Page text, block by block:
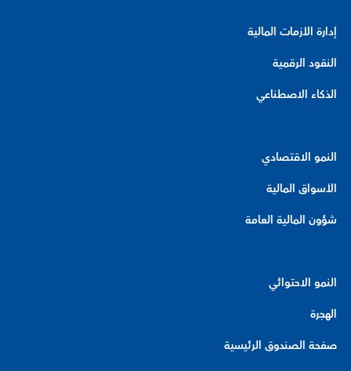
إدارة الأزمات المالية
النقود الرقمية
الذكاء الاصطناعي
النمو الاقتصادي
الأسواق المالية
شؤون المالية العامة
النمو الاحتوائي
الهجرة
صفحة الصندوق الرئيسية